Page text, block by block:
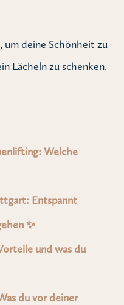
deine Schönheit zu
Lächeln zu schenken.
Welche
Entspannt
✨
und was du
du vor deiner